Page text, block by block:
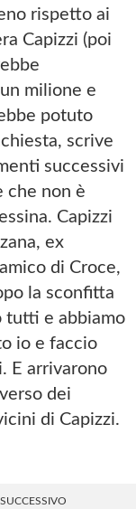
rispetto ai
Capizzi (poi
milione e
potuto
scrive
successivi
che non è
Capizzi
ex
di Croce,
la sconfitta
tutti e abbiamo
io e faccio
E arrivarono
dei
di Capizzi.